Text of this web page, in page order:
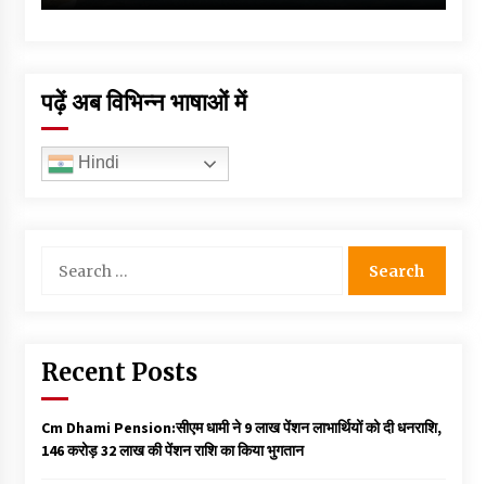
पढ़ें अब विभिन्न भाषाओं में
Hindi
for:
Recent Posts
Cm Dhami Pension:सीएम धामी ने 9 लाख पेंशन लाभार्थियों को दी धनराशि, ₹
146 करोड़ 32 लाख की पेंशन राशि का किया भुगतान